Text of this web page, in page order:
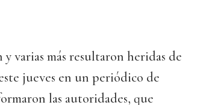
varias más resultaron heridas de
jueves en un periódico de
las autoridades, que